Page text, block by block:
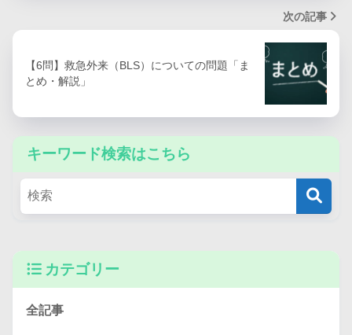
次の記事
【6問】救急外来（BLS）についての問題「ま
とめ・解説」
キーワード検索はこちら
カテゴリー
全記事